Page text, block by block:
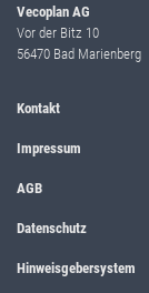
Vecoplan AG
Vor der Bitz 10
56470 Bad Marienberg
Kontakt
Impressum
AGB
Datenschutz
Hinweisgebersystem